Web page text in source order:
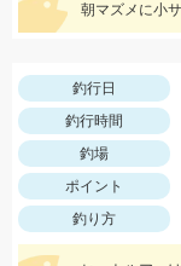
釣行日
釣行時間
釣場
ポイント
釣り方